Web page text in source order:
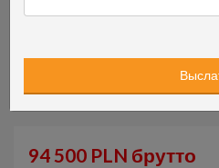
94 500 PLN брутто